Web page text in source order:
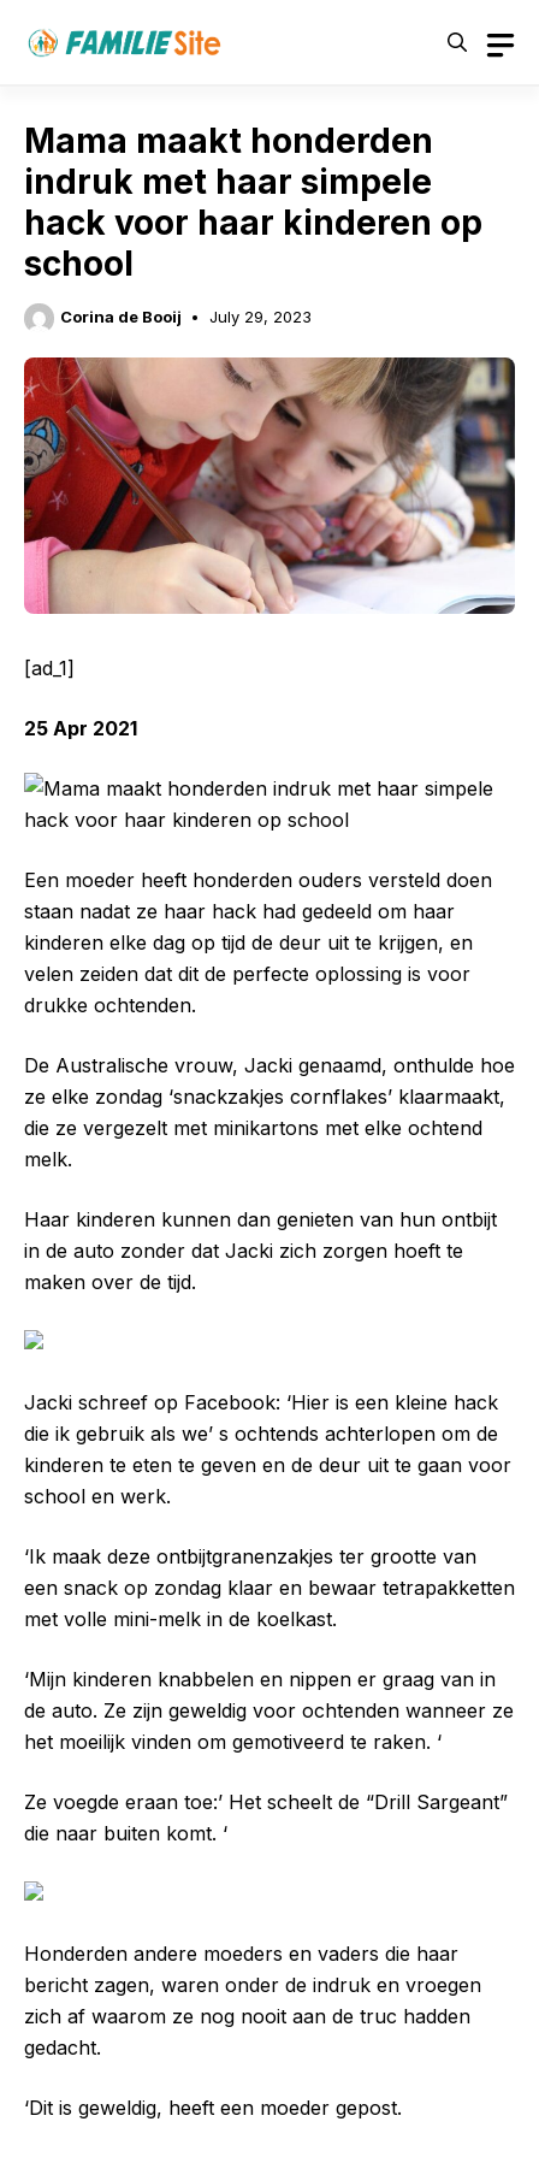
Mama maakt honderden
indruk met haar simpele
hack voor haar kinderen op
school
Corina de Booij July 29, 2023
[ad_1]
25 Apr 2021
Een moeder heeft honderden ouders versteld doen
staan ​​nadat ze haar hack had gedeeld om haar
kinderen elke dag op tijd de deur uit te krijgen, en
velen zeiden dat dit de perfecte oplossing is voor
drukke ochtenden.
De Australische vrouw, Jacki genaamd, onthulde hoe
ze elke zondag ‘snackzakjes cornflakes’ klaarmaakt,
die ze vergezelt met minikartons met elke ochtend
melk.
Haar kinderen kunnen dan genieten van hun ontbijt
in de auto zonder dat Jacki zich zorgen hoeft te
maken over de tijd.
Jacki schreef op Facebook: ‘Hier is een kleine hack
die ik gebruik als we’ s ochtends achterlopen om de
kinderen te eten te geven en de deur uit te gaan voor
school en werk.
‘Ik maak deze ontbijtgranenzakjes ter grootte van
een snack op zondag klaar en bewaar tetrapakketten
met volle mini-melk in de koelkast.
‘Mijn kinderen knabbelen en nippen er graag van in
de auto. Ze zijn geweldig voor ochtenden wanneer ze
het moeilijk vinden om gemotiveerd te raken. ‘
Ze voegde eraan toe:’ Het scheelt de “Drill Sargeant”
die naar buiten komt. ‘
Honderden andere moeders en vaders die haar
bericht zagen, waren onder de indruk en vroegen
zich af waarom ze nog nooit aan de truc hadden
gedacht.
‘Dit is geweldig, heeft een moeder gepost.